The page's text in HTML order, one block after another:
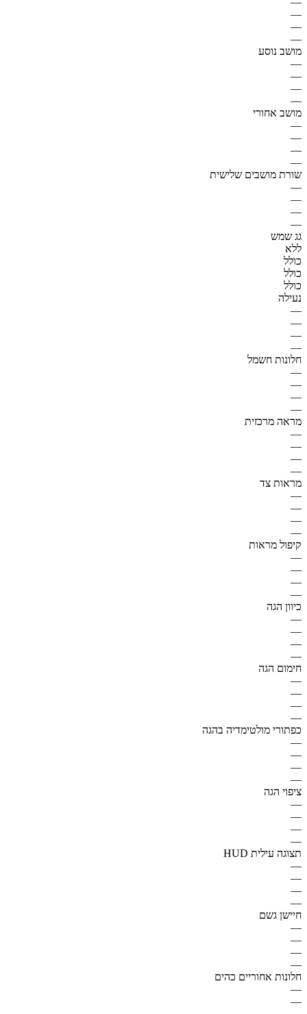
—
—
—
מושב נוסע
—
—
—
—
מושב אחורי
—
—
—
—
שורת מושבים שלישית
—
—
—
—
גג שמש
ללא
כולל
כולל
כולל
נעילה
—
—
—
—
חלונות חשמל
—
—
—
—
מראה מרכזית
—
—
—
—
מראות צד
—
—
—
—
קיפול מראות
—
—
—
—
כיוון הגה
—
—
—
—
חימום הגה
—
—
—
—
כפתורי מולטימדיה בהגה
—
—
—
—
ציפוי הגה
—
—
—
—
תצוגה עילית HUD
—
—
—
—
חיישן גשם
—
—
—
—
חלונות אחוריים כהים
—
—